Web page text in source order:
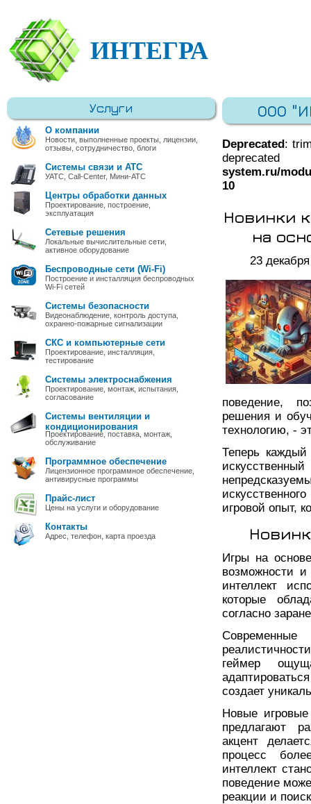
ИНТЕГРА
Услуги
О компании
Новости, выполненные проекты, лицензии,
отзывы, сотрудничество, блоги
Системы связи и АТС
УАТС, Call-Center, Мини-АТС
Центры обработки данных
Проектирование, построение,
эксплуатация
Сетевые решения
Локальные вычислительные сети,
активное оборудование
Беспроводные сети (Wi-Fi)
Построение и инсталляция беспроводных
Wi-Fi сетей
Системы безопасности
Видеонаблюдение, контроль доступа,
охранно-пожарные сигнализации
СКС и компьютерные сети
Проектирование, инсталляция,
тестирование
Системы электроснабжения
Проектирование, монтаж, испытания,
согласование
Системы вентиляции и
кондиционирования
Проектирование, поставка, монтаж,
обслуживание
Программное обеспечение
Лицензионное программное обеспечение,
антивирусные программы
Прайс-лист
Цены на услуги и оборудование
Контакты
Адрес, телефон, карта проезда
ООО
Deprecated:
system.ru/
10
Новинки
на
23
поведение,
решения и
технологию, -
Теперь каждый
игровой опыт,
Игры на
возможности
интеллект
которые
согласно
геймер
создает
Новые игровые
предлагают
акцент
процесс
интеллект
поведение
реакции и